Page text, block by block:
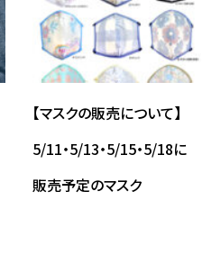
【マスクの販売について】
5/11・5/13・5/15・5/18に
販売予定のマスク